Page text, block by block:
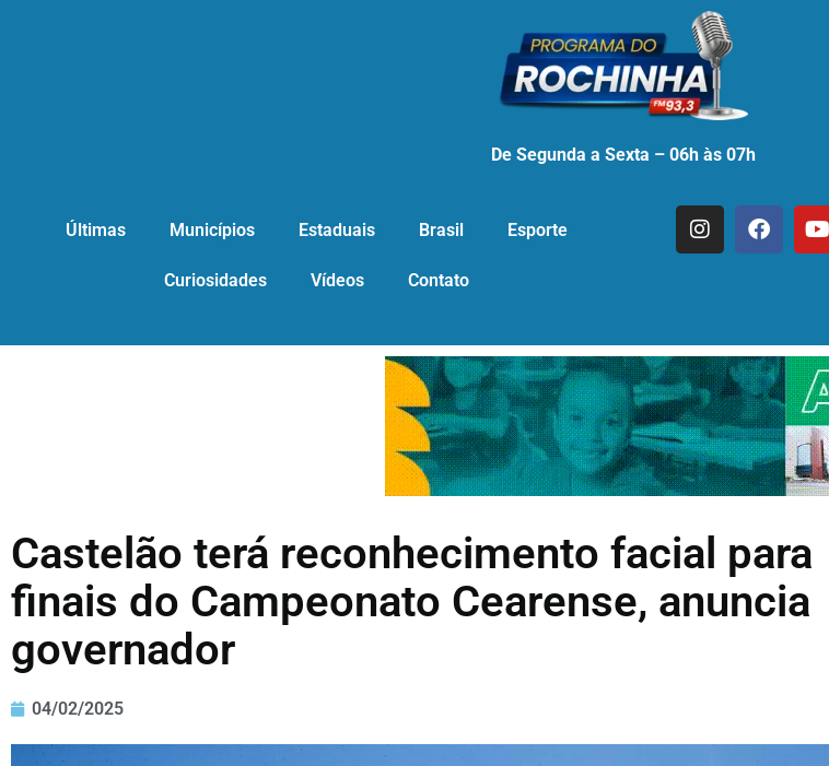
De Segunda a Sexta – 06h às 07h
Últimas Municípios Estaduais Brasil Esporte
Curiosidades Vídeos Contato
Castelão terá reconhecimento facial para
finais do Campeonato Cearense, anuncia
governador
04/02/2025